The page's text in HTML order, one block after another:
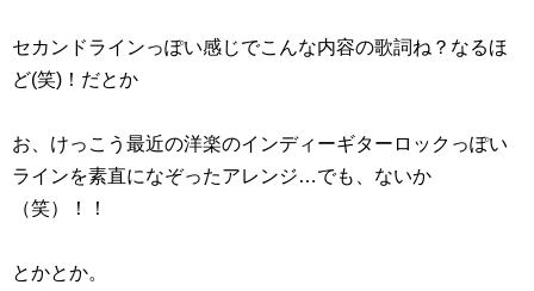
セカンドラインっぽい感じでこんな内容の歌詞ね？なるほ
ど(笑)！だとか
お、けっこう最近の洋楽のインディーギターロックっぽい
ラインを素直になぞったアレンジ…でも、ないか
（笑）！！
とかとか。